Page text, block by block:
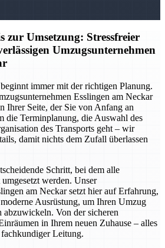
zur Umsetzung: Stressfreier
Umzugsunternehmen
immer mit der richtigen Planung.
Esslingen am Neckar
Ihrer Seite, der Sie von Anfang an
die Terminplanung, die Auswahl des
des Transports geht – wir
damit nichts dem Zufall überlassen
Schritt, bei dem alle
werden. Unser
am Neckar setzt hier auf Erfahrung,
Ausrüstung, um Ihren Umzug
Von der sicheren
in Ihrem neuen Zuhause – alles
Leitung.